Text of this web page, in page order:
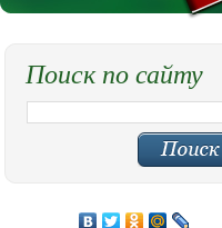
Поиск по сайту